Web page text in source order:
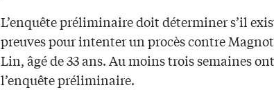
L’enquête préliminaire doit déterminer s’il
preuves pour intenter un procès contre
Lin, âgé de 33 ans. Au moins trois semaines
l’enquête préliminaire.